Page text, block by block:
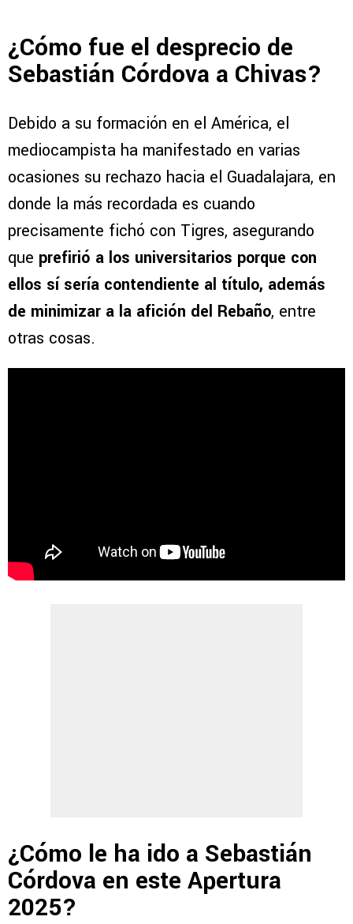
¿Cómo fue el desprecio de
Sebastián Córdova a Chivas?
Debido a su formación en el América, el
mediocampista ha manifestado en varias
ocasiones su rechazo hacia el Guadalajara, en
donde la más recordada es cuando
precisamente fichó con Tigres, asegurando
que prefirió a los universitarios porque con
ellos sí sería contendiente al título, además
de minimizar a la afición del Rebaño, entre
otras cosas.
¿Cómo le ha ido a Sebastián
Córdova en este Apertura
2025?